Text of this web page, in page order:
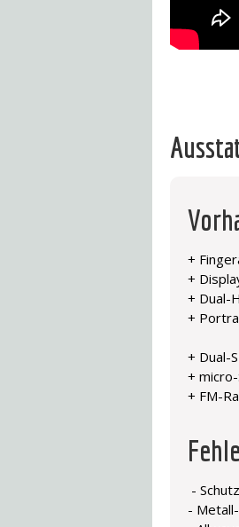
+
+
+ Dual-
+
+ Dual-
+ micro-
+ FM-
-
-